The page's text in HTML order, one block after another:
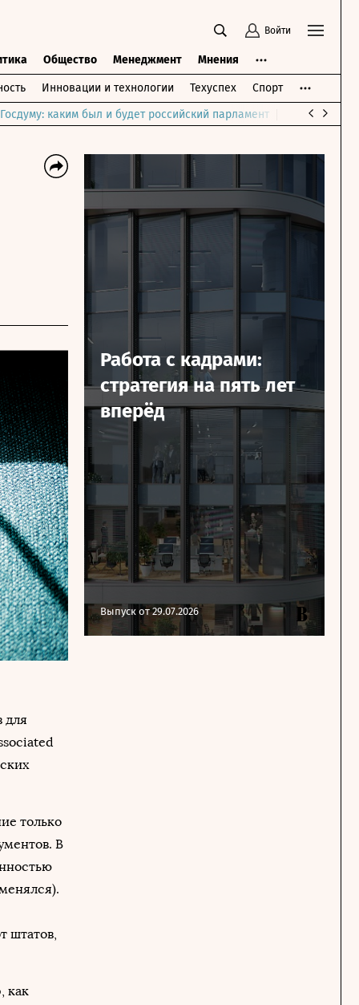
Войти
Общество Менеджмент Мнения
Инновации и технологии Техуспех
Спорт
каким был и будет российский парламент
Война на
для
только
В
штатов,
как
Работа с кадрами:
стратегия на пять лет
вперёд
Выпуск от 29.07.2026